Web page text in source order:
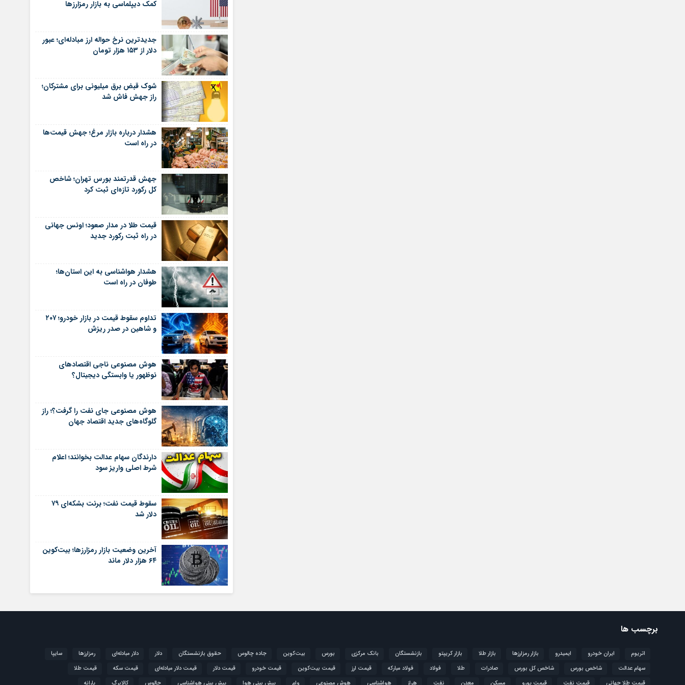
کمک دیپلماسی به بازار رمزارزها
جدیدترین نرخ حواله ارز مبادله‌ای؛ عبور
دلار از ۱۵۳ هزار تومان
شوک قبض برق میلیونی برای مشترکان؛
راز جهش فاش شد
هشدار درباره بازار مرغ؛ جهش قیمت‌ها
در راه است
جهش قدرتمند بورس تهران؛ شاخص
کل رکورد تازه‌ای ثبت کرد
قیمت طلا در مدار صعود؛ اونس جهانی
در راه ثبت رکورد جدید
هشدار هواشناسی به این استان‌ها؛
طوفان در راه است
تداوم سقوط قیمت در بازار خودرو؛ ۲۰۷
و شاهین در صدر ریزش
هوش مصنوعی ناجی اقتصادهای
نوظهور یا وابستگی دیجیتال؟
هوش مصنوعی جای نفت را گرفت؟؛ راز
گلوگاه‌های جدید اقتصاد جهان
دارندگان سهام عدالت بخوانند؛ اعلام
شرط اصلی واریز سود
سقوط قیمت نفت؛ برنت بشکه‌ای ۷۹
دلار شد
آخرین وضعیت بازار رمزارزها؛ بیت‌کوین
۶۴ هزار دلار ماند
برچسب ها
اتریوم ایران خودرو ایمیدرو بازار رمزارزها بازار طلا بازار کریپتو بازنشستگان بانک مرکزی بورس بیت‌کوین جاده چالوس حقوق بازنشستگان دلار دلار مبادله‌ای رمزارزها
سایپا
سهام عدالت
شاخص بورس شاخص کل بورس صادرات طلا فولاد فولاد مبارکه قیمت ارز قیمت بیت‌کوین قیمت خودرو قیمت دلار قیمت دلار مبادله‌ای قیمت سکه
قیمت طلا
قیمت طلا جهانی
قیمت نفت قیمت یورو مسکن معدن نفت هراز هواشناسی هوش مصنوعی وام پیش بینی هوا پیش بینی هواشناسی چالوس کالابرگ یارانه